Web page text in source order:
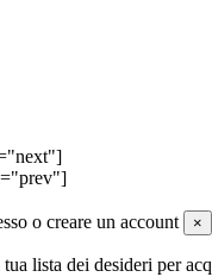
o creare un account
×
lista dei desideri per